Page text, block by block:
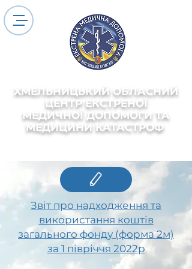
ХМЕЛЬНИЦЬКИЙ ОБЛАСНИЙ
ЦЕНТР ЕКСТРЕНОЇ
МЕДИЧНОЇ ДОПОМОГИ ТА
МЕДИЦИНИ КАТАСТРОФ
Звіт про надходження та
використання коштів
загального фонду (форма 2м)
за 1 півріччя 2022р